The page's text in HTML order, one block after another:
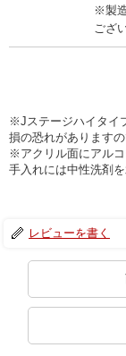
※製
ござ
※Jステージハイタイ
損の恐れがありますの
※アクリル面にアル
手入れには中性洗剤
レビューを書く